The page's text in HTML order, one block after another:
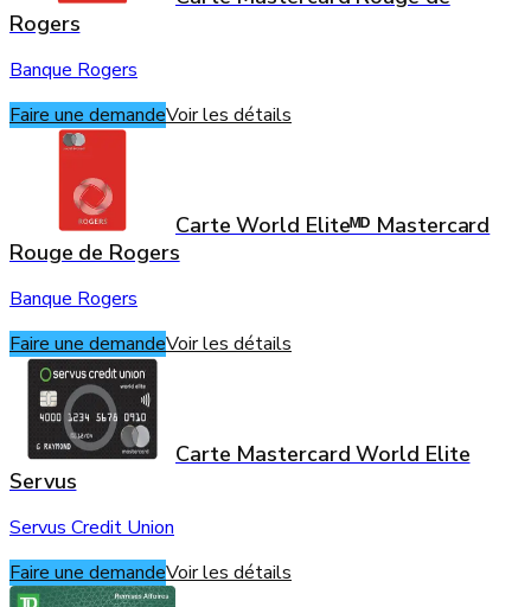
Rogers
Banque Rogers
Faire une demandeVoir les détails
Carte World Eliteᴹᴰ Mastercard
Rouge de Rogers
Banque Rogers
Faire une demandeVoir les détails
Carte Mastercard World Elite
Servus
Servus Credit Union
Faire une demandeVoir les détails